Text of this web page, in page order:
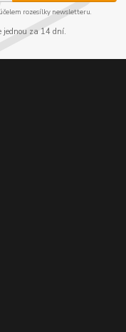
rozesílky newsletteru.
jednou za 14 dní.